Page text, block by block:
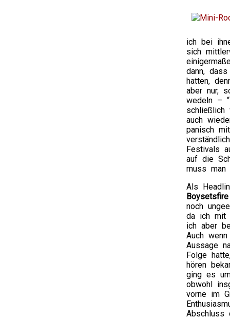
ich bei
sich
dann,
hatten,
aber nur,
wedeln –
auch
panisch
Festivals
auf die
muss man
Als
Boysetsfire
noch
da ich mit
ich aber
Auch
Aussage
Folge
hören
ging es
obwohl
vorne im
Abschluss